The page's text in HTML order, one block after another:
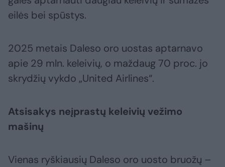
eilės bei spūstys.
2025 metais Daleso oro uostas aptarnavo
apie 29 mln. keleivių, o maždaug 70 proc. jo
skrydžių vykdo „United Airlines“.
Atsisakys neįprastų keleivių vežimo
mašinų
Vienas ryškiausių Daleso oro uosto bruožų –